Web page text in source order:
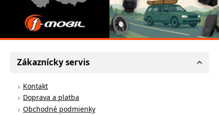
Zákaznícky servis
Kontakt
Doprava a platba
Obchodné podmienky